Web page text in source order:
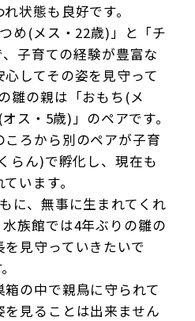
状態も良好です。
め(メス・22歳)」と「チ
子育ての経験が豊富な
してその姿を見守って
雛の親は「おもち(メ
ス・5歳)」のペアです。
ろから別のペアが子育
らん)で孵化し、現在も
います。
に、無事に生まれてくれ
族館では4年ぶりの雛の
見守っていきたいで
の中で親鳥に守られて
見ることは出来ません